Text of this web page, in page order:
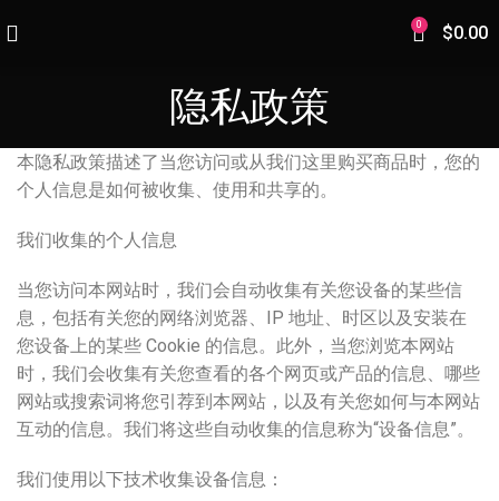
0 $0.00
隐私政策
本隐私政策描述了当您访问或从我们这里购买商品时，您的
个人信息是如何被收集、使用和共享的。
我们收集的个人信息
当您访问本网站时，我们会自动收集有关您设备的某些信
息，包括有关您的网络浏览器、IP 地址、时区以及安装在
您设备上的某些 Cookie 的信息。此外，当您浏览本网站
时，我们会收集有关您查看的各个网页或产品的信息、哪些
网站或搜索词将您引荐到本网站，以及有关您如何与本网站
互动的信息。我们将这些自动收集的信息称为“设备信息”。
我们使用以下技术收集设备信息：